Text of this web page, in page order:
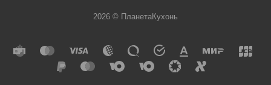
2026 © ПланетаКухонь